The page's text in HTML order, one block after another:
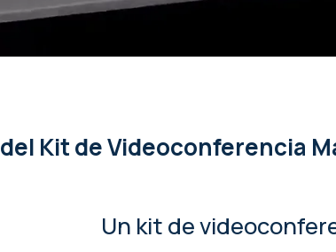
del Kit de Videoconferencia
Un kit de